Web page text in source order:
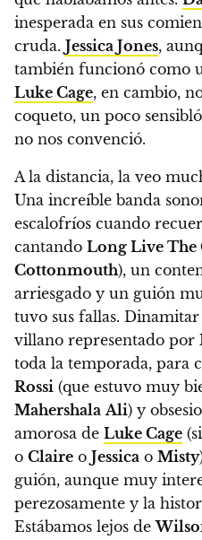
inesperada en sus
cruda. Jessica Jones,
también funcionó como
Luke Cage, en cambio,
coqueto, un poco
no nos convenció.
A la distancia, la veo
Una increíble banda
escalofríos cuando
cantando Long Live The
Cottonmouth), un
arriesgado y un guión
tuvo sus fallas.
villano representado por
toda la temporada, para
Rossi (que estuvo muy
Mahershala Ali) y
amorosa de Luke Cage (si
o Claire o Jessica o Misty
guión, aunque muy
perezosamente y la
Estábamos lejos de